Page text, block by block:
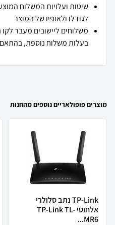
שיטות ועלויות המשלוח
לגודלו ולאופיו של המוצר
משלוחים ליישובים מעבר לקו
בעלות משלוח נוספת,
מוצרים פופולאריים נוספים מהחנות
TP-Link נתב סלולרי
אלחוטי TP-Link TL-
MR6...